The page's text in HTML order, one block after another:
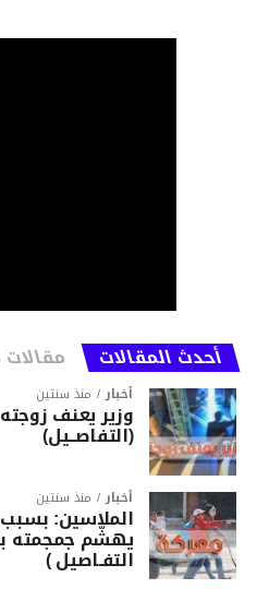
أحدث المقالات
أخبار منذ سنتين
وزير يعنف
(التفاصــيل)
أخبار منذ سنتين
الملاسين:
يهشّم جمجمته
التفـاصيل )